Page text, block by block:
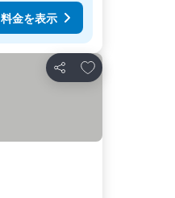
料金を表示
シェア
お気に入りに追加